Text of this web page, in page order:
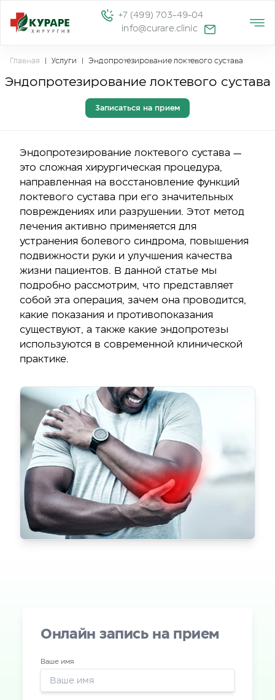
+7 (499) 703-49-04
info@curare.clinic
Главная Услуги Эндопротезирование локтевого сустава
Эндопротезирование локтевого сустава
Записаться на прием
Эндопротезирование локтевого сустава —
это сложная хирургическая процедура,
направленная на восстановление функций
локтевого сустава при его значительных
повреждениях или разрушении. Этот метод
лечения активно применяется для
устранения болевого синдрома, повышения
подвижности руки и улучшения качества
жизни пациентов. В данной статье мы
подробно рассмотрим, что представляет
собой эта операция, зачем она проводится,
какие показания и противопоказания
существуют, а также какие эндопротезы
используются в современной клинической
практике.
Онлайн запись на прием
Ваше имя